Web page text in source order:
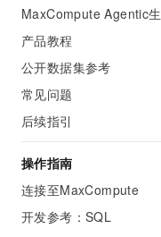
MaxCompute Agentic
产品教程
公开数据集参考
常见问题
后续指引
操作指南
连接至MaxCompute
开发参考：SQL
安全
中间件
数据库
大数据计算
媒体服务
企业服务与云通信
网络
可观测
企业出海
政企业务